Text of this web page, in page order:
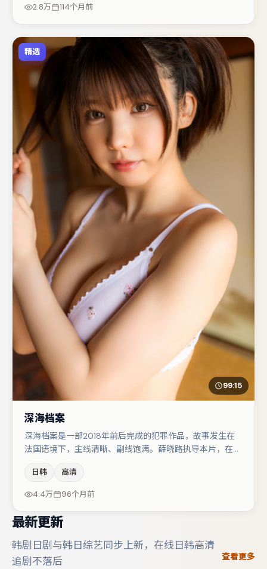
2.8万 114个月前
精选
99:15
深海档案
深海档案是一部2018年前后完成的犯罪作品，故事发生在
法国语境下，主线清晰、副线饱满。薛晓路执导本片，在场
主演阵容包括雷佳音、胡歌、任素汐等，角色动机前后呼
应，适合喜欢抠台词与伏笔的观众。若你偏爱强类型与清晰
主线，这部作品值得关注。
日韩 高清
4.4万 96个月前
最新更新
韩剧日剧与韩日综艺同步上新，在线日韩高清
追剧不落后
查看更多